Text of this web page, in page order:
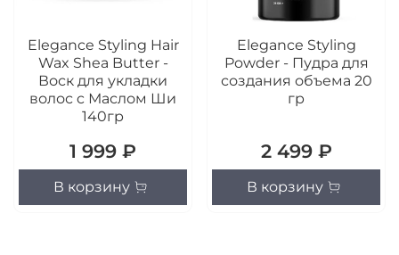
Elegance Styling Hair
Wax Shea Butter -
Воск для укладки
волос c Маслом Ши
140гр
1 999 ₽
В корзину
Elegance Styling
Powder - Пудра для
создания объема 20
гр
2 499 ₽
В корзину